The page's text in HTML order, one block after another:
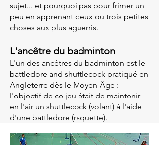
sujet... et pourquoi pas pour frimer un
peu en apprenant deux ou trois petites
choses aux plus aguerris.
L'ancêtre du badminton
L'un des ancêtres du badminton est le
battledore and shuttlecock pratiqué en
Angleterre dès le Moyen-Âge :
l'objectif de ce jeu était de maintenir
en l'air un shuttlecock (volant) à l'aide
d'une battledore (raquette).